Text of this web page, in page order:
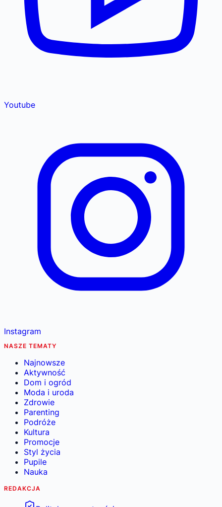
Youtube
Instagram
NASZE TEMATY
Najnowsze
Aktywność
Dom i ogród
Moda i uroda
Zdrowie
Parenting
Podróże
Kultura
Promocje
Styl życia
Pupile
Nauka
REDAKCJA